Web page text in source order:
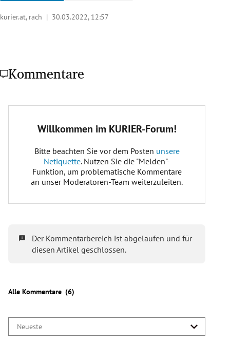
kurier.at, rach | 30.03.2022, 12:57
Kommentare